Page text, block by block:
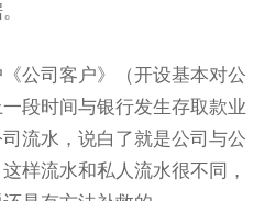
公司客户》（开设基本对公
段时间与银行发生存取款业
流水，说白了就是公司与公
样流水和私人流水很不同，